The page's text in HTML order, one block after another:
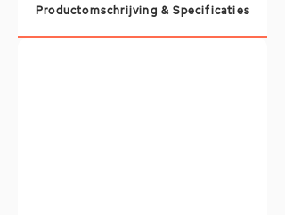
Productomschrijving & Specificaties